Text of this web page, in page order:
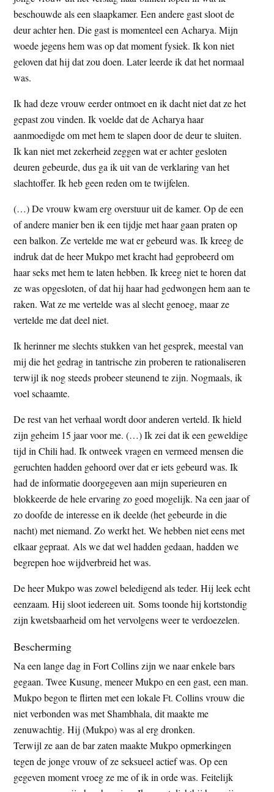
beschouwde als een slaapkamer. Een andere gast sloot de
deur achter hen. Die gast is momenteel een Acharya. Mijn
woede jegens hem was op dat moment fysiek. Ik kon niet
geloven dat hij dat zou doen. Later leerde ik dat het normaal
was.
Ik had deze vrouw eerder ontmoet en ik dacht niet dat ze het
gepast zou vinden. Ik voelde dat de Acharya haar
aanmoedigde om met hem te slapen door de deur te sluiten.
Ik kan niet met zekerheid zeggen wat er achter gesloten
deuren gebeurde, dus ga ik uit van de verklaring van het
slachtoffer. Ik heb geen reden om te twijfelen.
(…) De vrouw kwam erg overstuur uit de kamer. Op de een
of andere manier ben ik een tijdje met haar gaan praten op
een balkon. Ze vertelde me wat er gebeurd was. Ik kreeg de
indruk dat de heer Mukpo met kracht had geprobeerd om
haar seks met hem te laten hebben. Ik kreeg niet te horen dat
ze was opgesloten, of dat hij haar had gedwongen hem aan te
raken. Wat ze me vertelde was al slecht genoeg, maar ze
vertelde me dat deel niet.
Ik herinner me slechts stukken van het gesprek, meestal van
mij die het gedrag in tantrische zin proberen te rationaliseren
terwijl ik nog steeds probeer steunend te zijn. Nogmaals, ik
voel schaamte.
De rest van het verhaal wordt door anderen verteld. Ik hield
zijn geheim 15 jaar voor me. (…) Ik zei dat ik een geweldige
tijd in Chili had. Ik ontweek vragen en vermeed mensen die
geruchten hadden gehoord over dat er iets gebeurd was. Ik
had de informatie doorgegeven aan mijn superieuren en
blokkeerde de hele ervaring zo goed mogelijk. Na een jaar of
zo doofde de interesse en ik deelde (het gebeurde in die
nacht) met niemand. Zo werkt het. We hebben niet eens met
elkaar gepraat. Als we dat wel hadden gedaan, hadden we
begrepen hoe wijdverbreid het was.
De heer Mukpo was zowel beledigend als teder. Hij leek echt
eenzaam. Hij sloot iedereen uit. Soms toonde hij kortstondig
zijn kwetsbaarheid om het vervolgens weer te verdoezelen.
Bescherming
Na een lange dag in Fort Collins zijn we naar enkele bars
gegaan. Twee Kusung, meneer Mukpo en een gast, een man.
Mukpo begon te flirten met een lokale Ft. Collins vrouw die
niet verbonden was met Shambhala, dit maakte me
zenuwachtig. Hij (Mukpo) was al erg dronken.
Terwijl ze aan de bar zaten maakte Mukpo opmerkingen
tegen de jonge vrouw of ze seksueel actief was. Op een
gegeven moment vroeg ze me of ik in orde was. Feitelijk